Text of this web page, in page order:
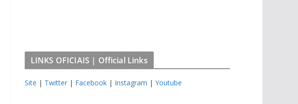
LINKS OFICIAIS | Official Links
Site | Twitter| Facebook| Instagram | Youtube